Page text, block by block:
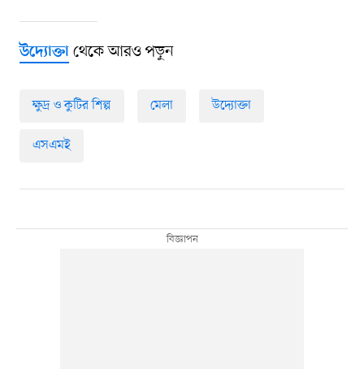
উদ্যোক্তাথেকে আরও পড়ুন
ক্ষুদ্র ও কুটির শিল্প মেলা উদ্যোক্তা
এসএমই